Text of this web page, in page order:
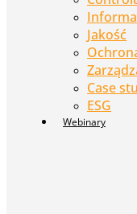
Jakość
Case
ESG
Webinary